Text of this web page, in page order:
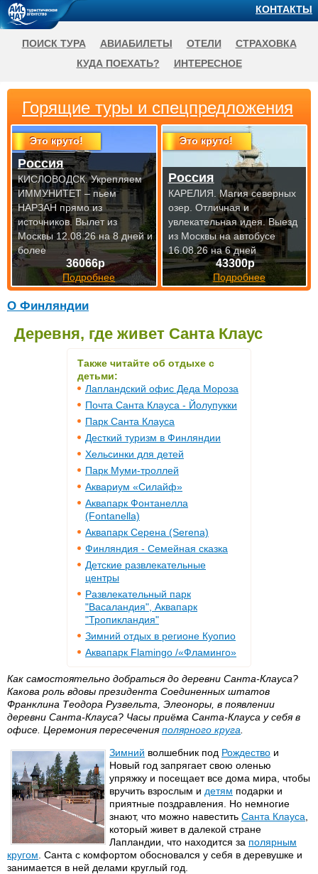
О Финляндии
Деревня, где живет Санта Клаус
Также читайте об отдыхе с
детьми:
Лапландский офис Деда Мороза
Почта Санта Клауса - Йолупукки
Парк Санта Клауса
Десткий туризм в Финляндии
Хельсинки для детей
Парк Муми-троллей
Аквариум «Силайф»
Аквапарк Фонтанелла
(Fontanella)
Аквапарк Серена (Serena)
Финляндия - Семейная сказка
Детские развлекательные
центры
Развлекательный парк
"Васаландия", Аквапарк
"Тропикландия"
Зимний отдых в регионе Куопио
Аквапарк Flamingo /«Фламинго»
Как самостоятельно добраться до деревни Санта-Клауса?
Какова роль вдовы президента Соединенных штатов
Франклина Теодора Рузвельта, Элеоноры, в появлении
деревни Санта-Клауса? Часы приёма Санта-Клауса у себя в
офисе. Церемония пересеченияполярного круга
Зимний волшебник под Рождество и
Новый год запрягает свою оленью
упряжку и посещает все дома мира, чтобы
вручить взрослым и детям подарки и
приятные поздравления. Но немногие
знают, что можно навестить Санта Клауса
который живет в далекой стране
Лапландии, что находится за полярным
кругом . Санта с комфортом обосновался у себя в деревушке и
занимается в ней делами круглый год.
Горящие туры и спецпредложения
Это круто!
36066р
Подробнее
Россия
КИСЛОВОДСК. Укрепляем
ИММУНИТЕТ – пьем
НАРЗАН прямо из
источников.Вылет из
Москвы 12.08.26 на 8 дней и
более
Это круто!
43300р
Подробнее
Россия
КАРЕЛИЯ. Магия северных
озер. Отличная и
увлекательная идея.Выезд
из Москвы на автобусе
16.08.26 на 6 дней
КОНТАКТЫ
ПОИСК ТУРА АВИАБИЛЕТЫ ОТЕЛИ
СТРАХОВКА
КУДА ПОЕХАТЬ?
ИНТЕРЕСНОЕ